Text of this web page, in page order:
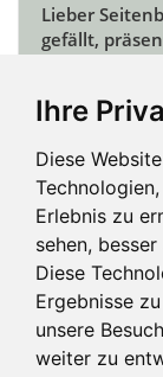
Ihre
Diese
Erlebnis zu
sehen,
Diese
Ergebnisse
unsere
weiter zu
Lieber
gefällt,